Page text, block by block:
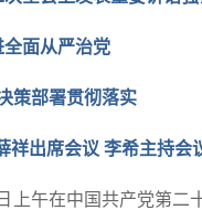
面从严治党
策部署贯彻落实
祥出席会议 李希主持会
午在中国共产党第